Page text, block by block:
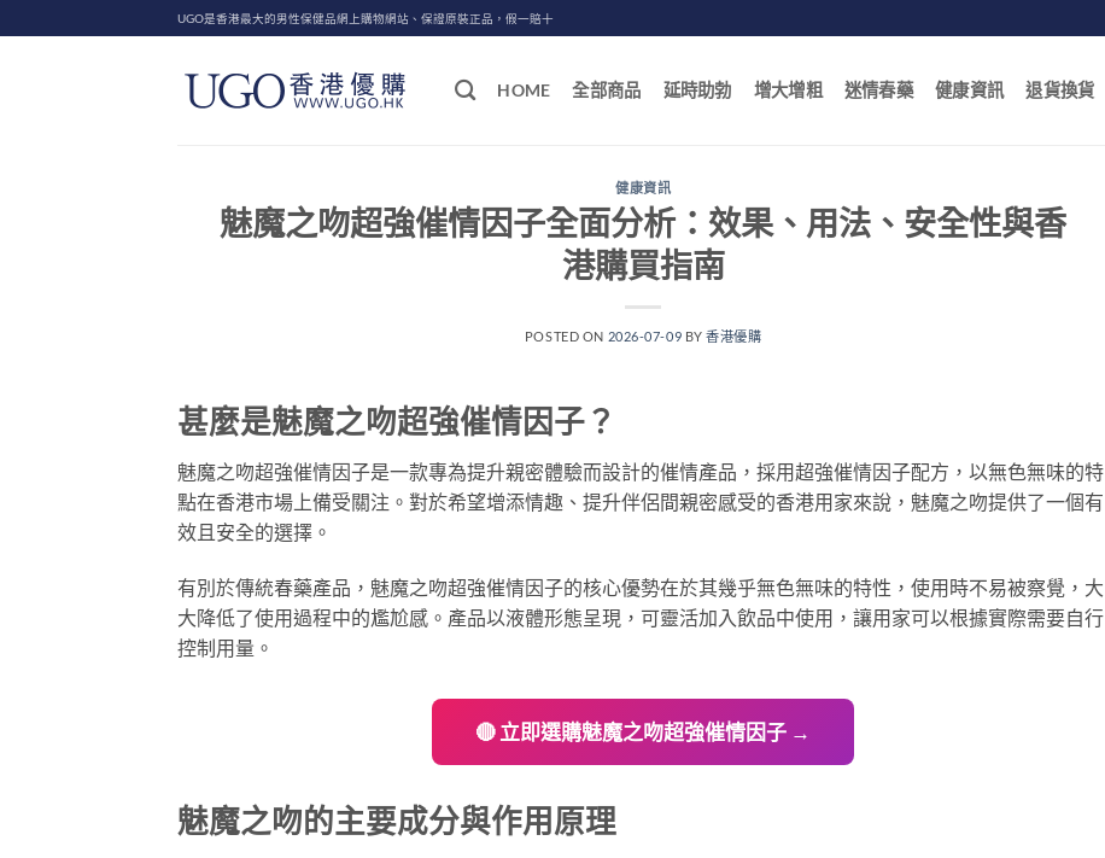
to
UGO是香港最大的男性保健品網上購物網站、保證原裝正品，假一賠十
HOME 全部商品 延時助勃 增大增粗 迷情春藥 健康資訊 退貨換貨
健康資訊
魅魔之吻超強催情因子全面分析：效果、用法、安全性與香
港購買指南
POSTED ON 2026-07-09 BY香港優購
甚麼是魅魔之吻超強催情因子？
魅魔之吻超強催情因子是一款專為提升親密體驗而設計的催情產品，採用超強催情因子配方，以無色無味的特
點在香港市場上備受關注。對於希望增添情趣、提升伴侶間親密感受的香港用家來說，魅魔之吻提供了一個有
效且安全的選擇。
有別於傳統春藥產品，魅魔之吻超強催情因子的核心優勢在於其幾乎無色無味的特性，使用時不易被察覺，大
大降低了使用過程中的尷尬感。產品以液體形態呈現，可靈活加入飲品中使用，讓用家可以根據實際需要自行
控制用量。
🔴 立即選購魅魔之吻超強催情因子 →
魅魔之吻的主要成分與作用原理